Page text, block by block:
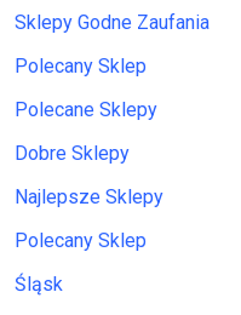
Sklepy Godne Zaufania
Polecany Sklep
Polecane Sklepy
Dobre Sklepy
Najlepsze Sklepy
Polecany Sklep
Śląsk